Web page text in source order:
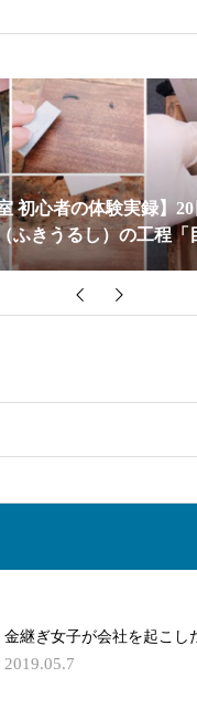
初心者の体験実録】
ふきうるし）の工程「
戦！
金継ぎ女子が会社を起こし
2019.05.7